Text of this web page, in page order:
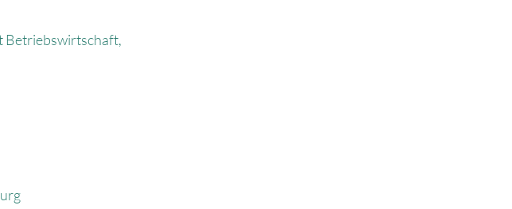
Betriebswirtschaft,